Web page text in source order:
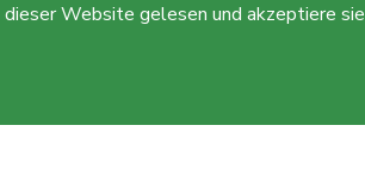
dieser Website gelesen und akzeptiere sie